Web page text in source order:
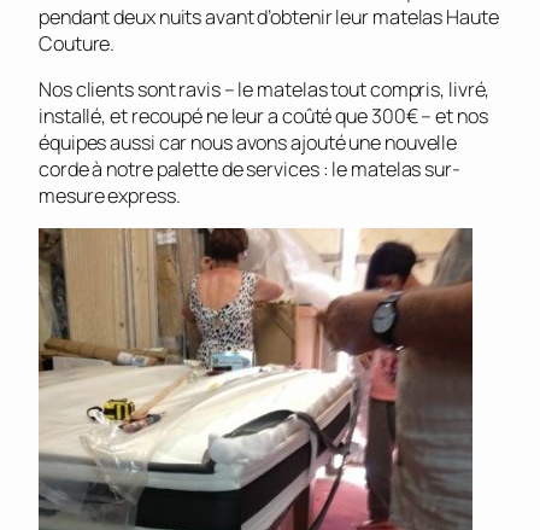
pendant deux nuits avant d’obtenir leur matelas Haute
Couture.
Nos clients sont ravis – le matelas tout compris, livré,
installé, et recoupé ne leur a coûté que 300€ – et nos
équipes aussi car nous avons ajouté une nouvelle
corde à notre palette de services : le matelas sur-
mesure express.